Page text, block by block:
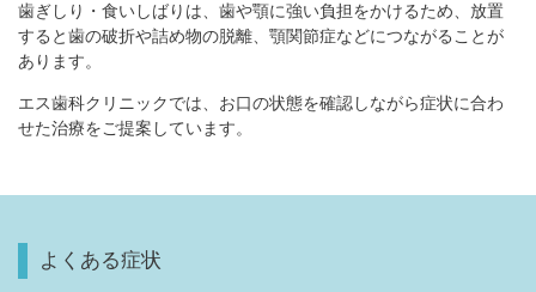
歯ぎしり・食いしばりは、歯や顎に強い負担をかけるため、放置
すると歯の破折や詰め物の脱離、顎関節症などにつながることが
あります。
エス歯科クリニックでは、お口の状態を確認しながら症状に合わ
せた治療をご提案しています。
よくある症状